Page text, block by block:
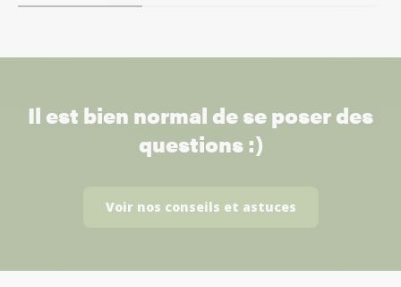
Il est bien normal de se poser des
questions :)
Voir nos conseils et astuces